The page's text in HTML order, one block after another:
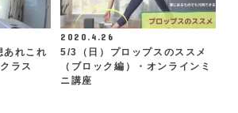
あれこれ
ラス
2020.4.26
5/3（日）プロップスのススメ
（ブロック編）・オンラインミ
ニ講座